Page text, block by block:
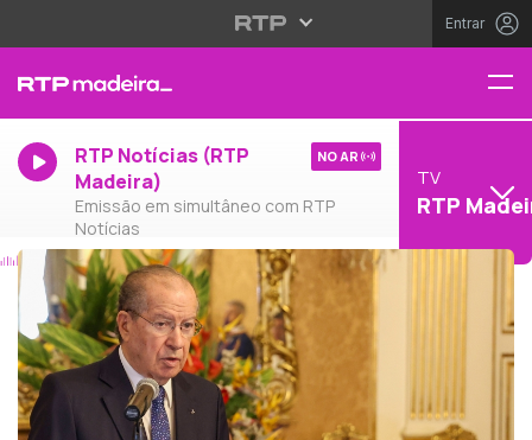
Entrar
RTP Notícias (RTP
Madeira)
Emissão em simultâneo com RTP
Notícias
NO AR
TV
RTP